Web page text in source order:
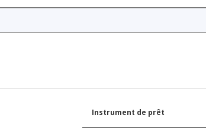
Instrument de prêt